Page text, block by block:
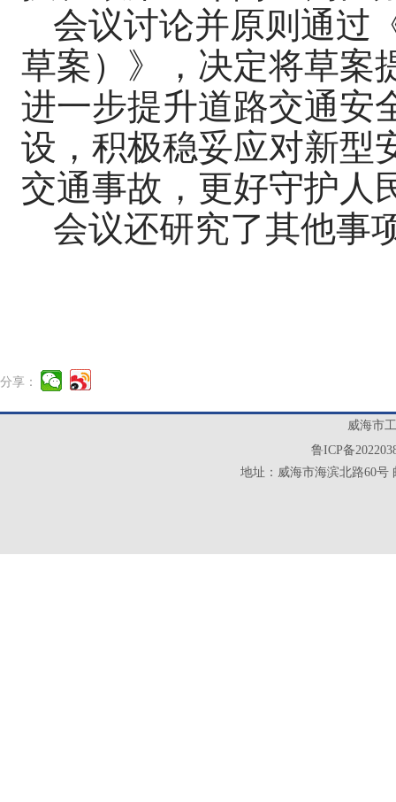
会议讨论并原则通过
草案）》，决定将草案
进一步提升道路交通安
设，积极稳妥应对新型
交通事故，更好守护人
会议还研究了其他事
分享：
威海市
鲁ICP备
地址：威海市海滨北路60号